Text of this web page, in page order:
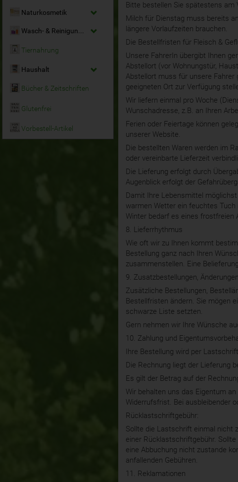
Naturkosmetik
Wasch- & Reinigungsmittel
Tiernahrung
Haushalt
Bücher & Zeitschriften
Glutenfrei
Vorbestell-Artikel
Bitte bestellen Sie spätestens am
Milch für Dienstag muss bereits
längere Vorlaufzeiten brauchen.
Die Bestellfristen für Fleisch &
Unsere FahrerIn übergibt Ihnen
Abstellort (vor Wohnungstür,
Abstellort muss für unsere Fahrer
geeigneten Ort zur Verfügung
Wir liefern einmal pro Woche
Wunschadresse, z.B. an Ihren
Ferien oder Feiertage können
unserer Website.
Die bestellten Waren werden im
oder vereinbarte Lieferzeit
Die Lieferung erfolgt durch
Augenblick erfolgt der
Damit Ihre Lebensmittel
warmen Wetter ein feuchtes
Winter bedarf es eines frostfreien
8. Lieferrhythmus
Wie oft wir zu Ihnen kommt
Bestellung ganz nach Ihren
zusammenstellen. Eine
9. Zusatzbestellungen,
Zusätzliche Bestellungen,
Bestellfristen ändern. Sie mögen
schwarze Liste setzten.
Gern nehmen wir Ihre Wünsche
10. Zahlung und
Ihre Bestellung wird per
Die Rechnung liegt der Lieferung
Es gilt der Betrag auf der
Wir behalten uns das Eigentum
Widerrufsfrist. Bei ausbleibender
Rücklastschriftgebühr:
Sollte die Lastschrift einmal nicht
einer Rücklastschriftgebühr.
eine Abbuchung nicht zustande
anfallenden Gebühren.
11. Reklamationen